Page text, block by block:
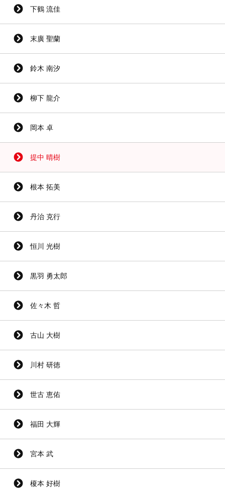
下鶴 流佳
末廣 聖蘭
鈴木 南汐
柳下 龍介
岡本 卓
提中 晴樹
根本 拓美
丹治 克行
恒川 光樹
黒羽 勇太郎
佐々木 哲
古山 大樹
川村 研徳
世古 恵佑
福田 大輝
宮本 武
榎本 好樹